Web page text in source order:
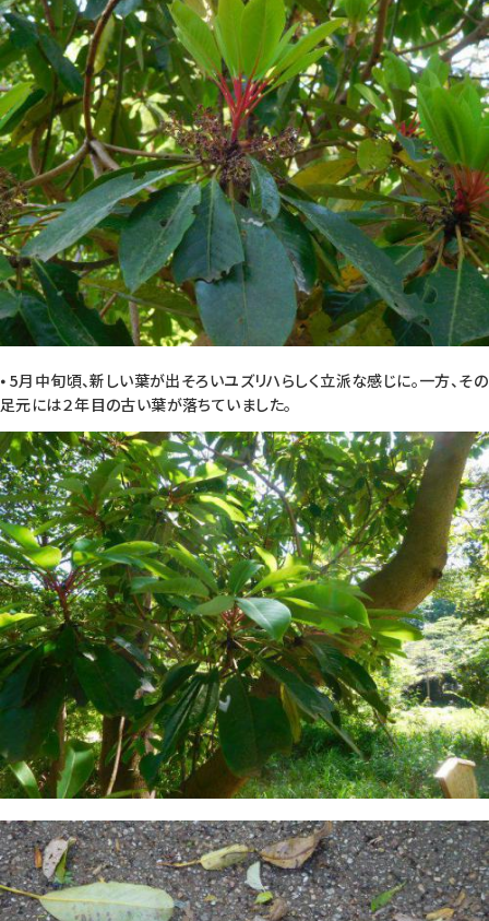
⦁ 5月中旬頃、新しい葉が出そろいユズリハらしく立派な感じに。一方、その
足元には２年目の古い葉が落ちていました。